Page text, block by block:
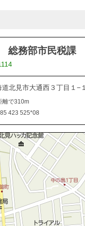
総務部市民税課
北見市大通西３丁目１−１
離で310m
423 525*08